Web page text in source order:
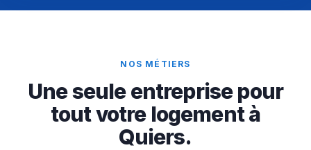
NOS MÉTIERS
Une seule entreprise pour
tout votre logement à
Quiers.